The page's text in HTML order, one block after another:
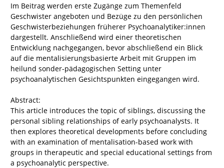
Im Beitrag werden erste Zugänge zum Themenfeld
Geschwister angeboten und Bezüge zu den persönlichen
Geschwisterbeziehungen früherer Psychoanalytiker:innen
dargestellt. Anschließend wird einer theoretischen
Entwicklung nachgegangen, bevor abschließend ein Blick
auf die mentalisierungsbasierte Arbeit mit Gruppen im
heilund sonder-pädagogischen Setting unter
psychoanalytischen Gesichtspunkten eingegangen wird.
Abstract:
This article introduces the topic of siblings, discussing the
personal sibling relationships of early psychoanalysts. It
then explores theoretical developments before concluding
with an examination of mentalisation-based work with
groups in therapeutic and special educational settings from
a psychoanalytic perspective.